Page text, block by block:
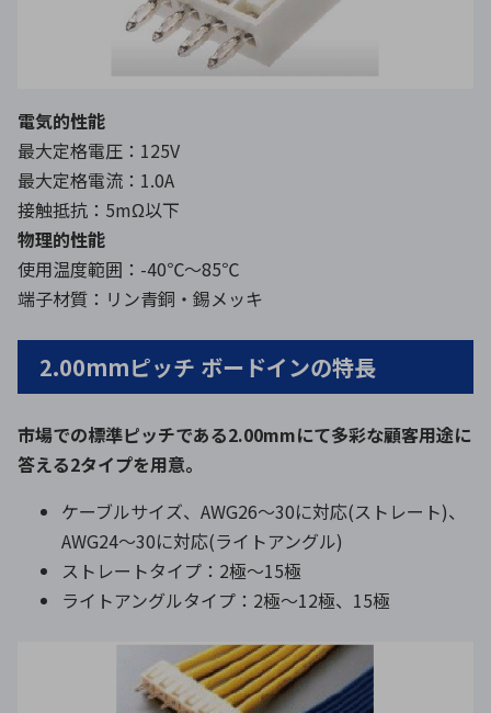
電気的性能
最大定格電圧：125V
最大定格電流：1.0A
接触抵抗：5mΩ以下
物理的性能
使用温度範囲：-40℃～85℃
端子材質：リン青銅・錫メッキ
2.00mmピッチ ボードインの特長
市場での標準ピッチである2.00mmにて多彩な顧客用途に
答える2タイプを用意。
ケーブルサイズ、AWG26〜30に対応(ストレート)、
AWG24〜30に対応(ライトアングル)
ストレートタイプ：2極～15極
ライトアングルタイプ：2極〜12極、15極